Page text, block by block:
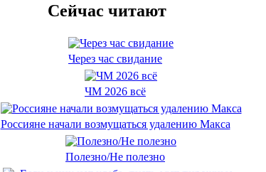
Сейчас читают
Через час свидание
ЧМ 2026 всё
Россияне начали возмущаться удалению Макса
Полезно/Не полезно